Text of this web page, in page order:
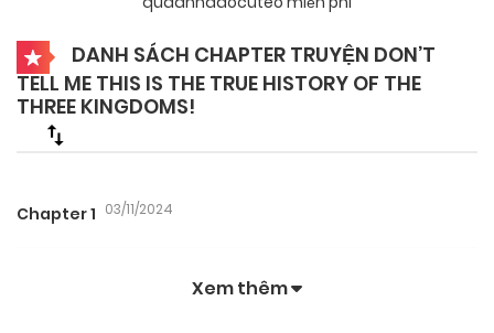
DANH SÁCH CHAPTER TRUYỆN DON’T
TELL ME THIS IS THE TRUE HISTORY OF THE
THREE KINGDOMS!
Chapter 1 03/11/2024
Xem thêm